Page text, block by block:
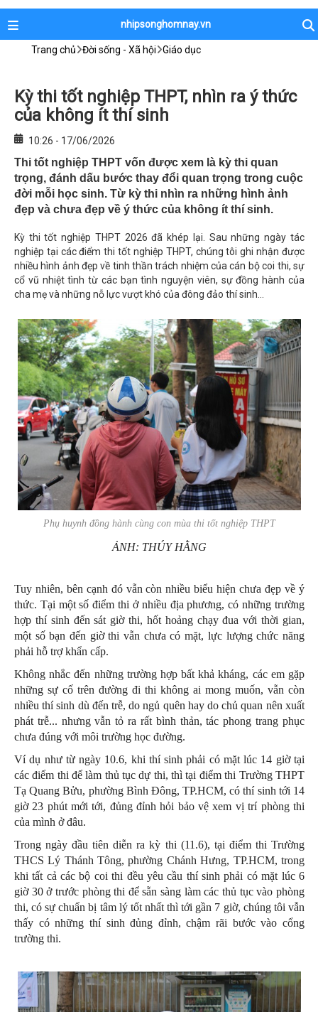
nhipsonghomnay.vn
Trang chủ Đời sống - Xã hội Giáo dục
Kỳ thi tốt nghiệp THPT, nhìn ra ý thức
của không ít thí sinh
10:26 - 17/06/2026
Thi tốt nghiệp THPT vốn được xem là kỳ thi quan
trọng, đánh dấu bước thay đổi quan trọng trong cuộc
đời mỗi học sinh. Từ kỳ thi nhìn ra những hình ảnh
đẹp và chưa đẹp về ý thức của không ít thí sinh.
Kỳ thi tốt nghiệp THPT 2026 đã khép lại. Sau những ngày tác
nghiệp tại các điểm thi tốt nghiệp THPT, chúng tôi ghi nhận được
nhiều hình ảnh đẹp về tinh thần trách nhiệm của cán bộ coi thi, sự
cổ vũ nhiệt tình từ các bạn tình nguyện viên, sự đồng hành của
cha mẹ và những nỗ lực vượt khó của đông đảo thí sinh...
Phụ huynh đồng hành cùng con mùa thi tốt nghiệp THPT
ẢNH: THÚY HẰNG
Tuy nhiên, bên cạnh đó vẫn còn nhiều biểu hiện chưa đẹp về ý
thức. Tại một số điểm thi ở nhiều địa phương, có những trường
hợp thí sinh đến sát giờ thi, hốt hoảng chạy đua với thời gian,
một số bạn đến giờ thi vẫn chưa có mặt, lực lượng chức năng
phải hỗ trợ khẩn cấp.
Không nhắc đến những trường hợp bất khả kháng, các em gặp
những sự cố trên đường đi thi không ai mong muốn, vẫn còn
nhiều thí sinh dù đến trễ, do ngủ quên hay do chủ quan nên xuất
phát trễ... nhưng vẫn tỏ ra rất bình thản, tác phong trang phục
chưa đúng với môi trường học đường.
Ví dụ như từ ngày 10.6, khi thí sinh phải có mặt lúc 14 giờ tại
các điểm thi để làm thủ tục dự thi, thì tại điểm thi Trường THPT
Tạ Quang Bửu, phường Bình Đông, TP.HCM, có thí sinh tới 14
giờ 23 phút mới tới, đủng đỉnh hỏi bảo vệ xem vị trí phòng thi
của mình ở đâu.
Trong ngày đầu tiên diễn ra kỳ thi (11.6), tại điểm thi Trường
THCS Lý Thánh Tông, phường Chánh Hưng, TP.HCM, trong
khi tất cả các bộ coi thi đều yêu cầu thí sinh phải có mặt lúc 6
giờ 30 ở trước phòng thi để sẵn sàng làm các thủ tục vào phòng
thi, có sự chuẩn bị tâm lý tốt nhất thì tới gần 7 giờ, chúng tôi vẫn
thấy có những thí sinh đủng đỉnh, chậm rãi bước vào cổng
trường thi.